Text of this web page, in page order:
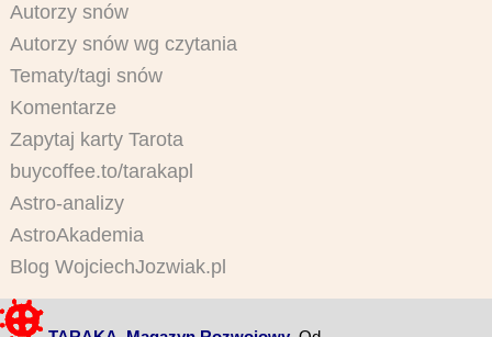
Autorzy snów
Autorzy snów wg czytania
Tematy/tagi snów
Komentarze
Zapytaj karty Tarota
buycoffee.to/tarakapl
Astro-analizy
AstroAkademia
Blog WojciechJozwiak.pl